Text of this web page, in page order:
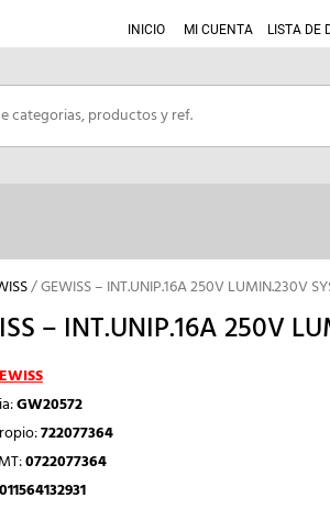
INICIO MI CUENTA LISTA DE
/ GEWISS – INT.UNIP.16A 250V LUMIN.230V
– INT.UNIP.16A 250V
GW20572
722077364
0722077364